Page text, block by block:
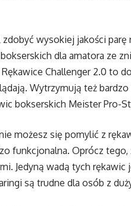
wysokiej jakości parę
dla amatora ze
Challenger 2.0 to
Wytrzymują też bardzo
bokserskich Meister Pro-
możesz się pomylić z
funkcjonalna. Oprócz tego,
Jedyną wadą tych rękawic
są trudne dla osób z